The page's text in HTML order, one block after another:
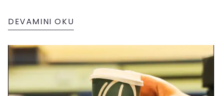
DEVAMINI OKU